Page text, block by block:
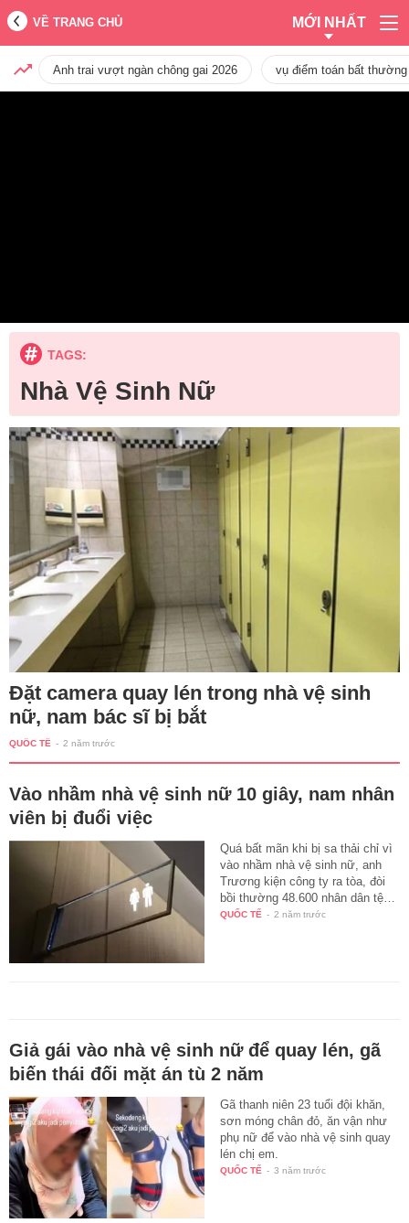
VỀ TRANG CHỦ MỚI NHẤT
Anh trai vượt ngàn chông gai 2026 vụ điểm toán bất
TAGS:
Nhà Vệ Sinh Nữ
Đặt camera quay lén trong nhà vệ sinh
nữ, nam bác sĩ bị bắt
QUỐC TẾ - 2 năm trước
Vào nhầm nhà vệ sinh nữ 10 giây, nam nhân
viên bị đuổi việc
Quá bất mãn khi bị sa thải chỉ vì
vào nhầm nhà vệ sinh nữ, anh
Trương kiện công ty ra tòa, đòi
bồi thường 48.600 nhân dân tệ…
QUỐC TẾ - 2 năm trước
Giả gái vào nhà vệ sinh nữ để quay lén, gã
biến thái đối mặt án tù 2 năm
Gã thanh niên 23 tuổi đội khăn,
sơn móng chân đỏ, ăn vận như
phụ nữ để vào nhà vệ sinh quay
lén chị em.
QUỐC TẾ - 3 năm trước